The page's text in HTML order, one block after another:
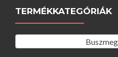
TERMÉKKATEGÓRIÁK